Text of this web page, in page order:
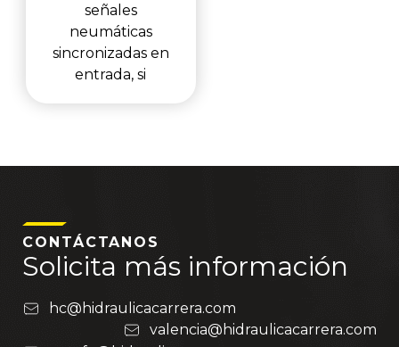
señales
neumáticas
sincronizadas en
entrada, si
CONTÁCTANOS
Solicita más información
hc@hidraulicacarrera.com
valencia@hidraulicacarrera.com